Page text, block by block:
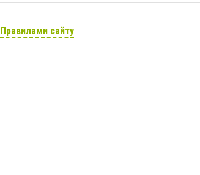
Правилами сайту